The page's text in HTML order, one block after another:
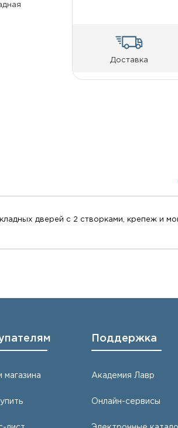
Доставка
дверей с 2 створками, крепеж и
магазина
Поддержка
Академия Лавр
Онлайн-сервисы